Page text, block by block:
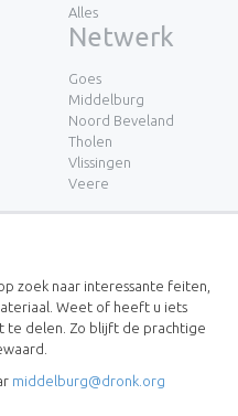
Alles
Netwerk
Goes
Middelburg
Noord Beveland
Tholen
Vlissingen
Veere
zoek naar interessante feiten,
Weet of heeft u iets
te delen. Zo blijft de prachtige
middelburg@dronk.org